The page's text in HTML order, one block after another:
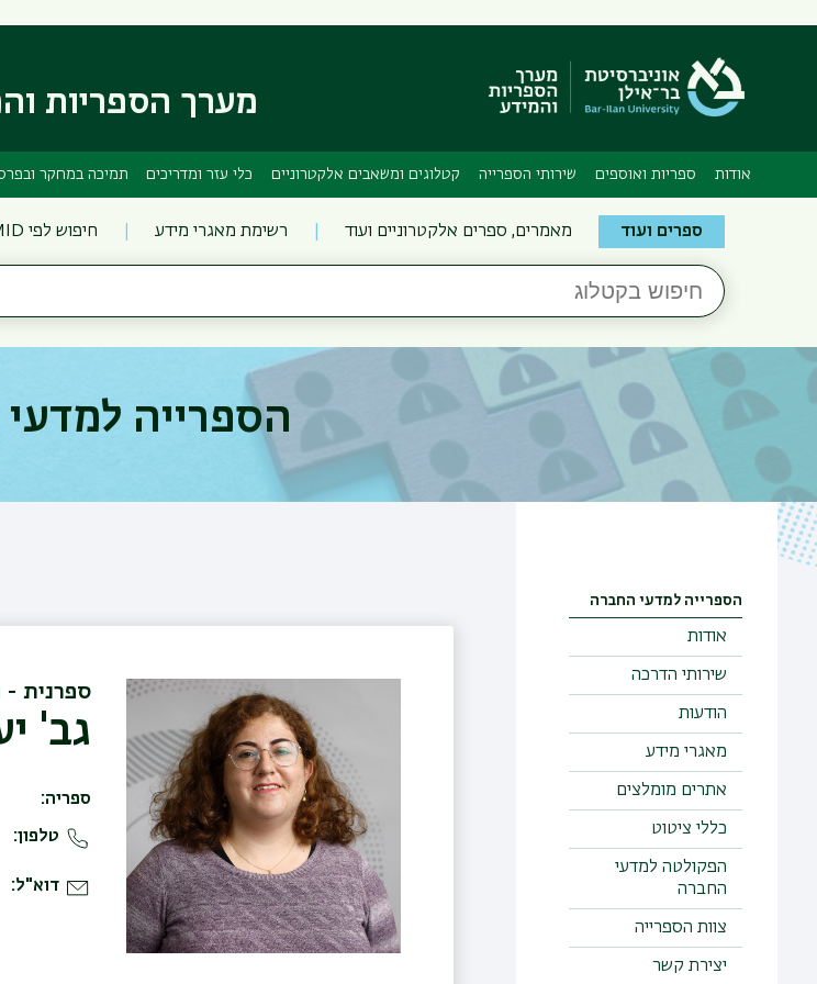
ראשי
מערך הספריות
אודות ספריות ואוספים שירותי הספרייה קטלוגים ומשאבים אלקטרוניים כלי עזר ומדריכים תמיכה במחקר
Search
the
Bar-
Ilan
Libraries
ספרים ועוד מאמרים, ספרים אלקטרוניים ועוד רשימת מאגרי מידע חיפוש לפי DOI/PMID
חיפוש
בקטלוג
הספרייה
הספרייה למדעי החברה
אודות
שירותי הדרכה
הודעות
מאגרי מידע
אתרים מומלצים
כללי ציטוט
הפקולטה למדעי
החברה
צוות הספרייה
יצירת קשר
ספרנית -
גב'
ספריה
טלפון
דוא"ל